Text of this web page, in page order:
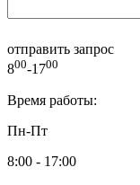
отправить запрос
800-1700
Время работы:
Пн-Пт
8:00 - 17:00